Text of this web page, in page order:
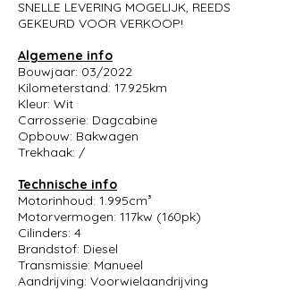
SNELLE LEVERING MOGELIJK, REEDS
GEKEURD VOOR VERKOOP!
Algemene info
Bouwjaar: 03/2022
Kilometerstand: 17.925km
Kleur: Wit
Carrosserie: Dagcabine
Opbouw: Bakwagen
Trekhaak: /
Technische info
Motorinhoud: 1.995cm³
Motorvermogen: 117kw (160pk)
Cilinders: 4
Brandstof: Diesel
Transmissie: Manueel
Aandrijving: Voorwielaandrijving